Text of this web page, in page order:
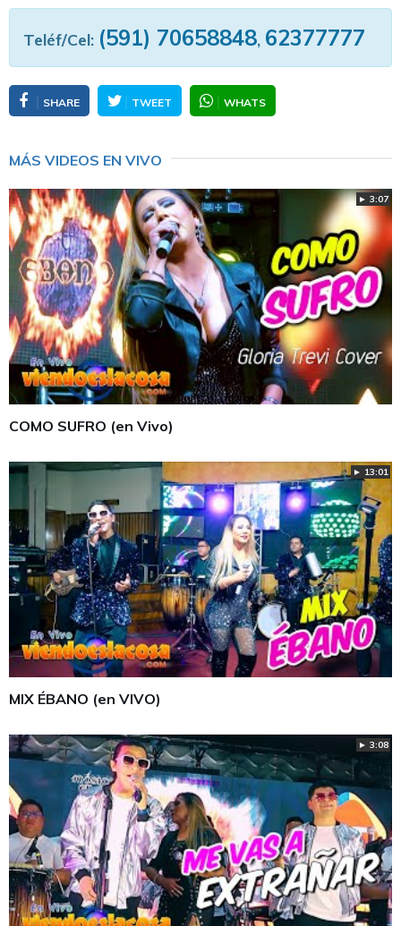
Teléf/Cel: (591) 70658848, 62377777
SHARE TWEET WHATS
MÁS VIDEOS EN VIVO
► 3:07
COMO SUFRO (en Vivo)
► 13:01
MIX ÉBANO (en VIVO)
► 3:08